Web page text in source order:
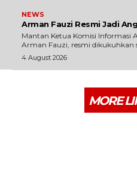
NEWS
Arman Fauzi Resmi Jadi
Mantan Ketua Komisi Informasi
Arman Fauzi, resmi dikukuhkan
4 August 2026
MORE